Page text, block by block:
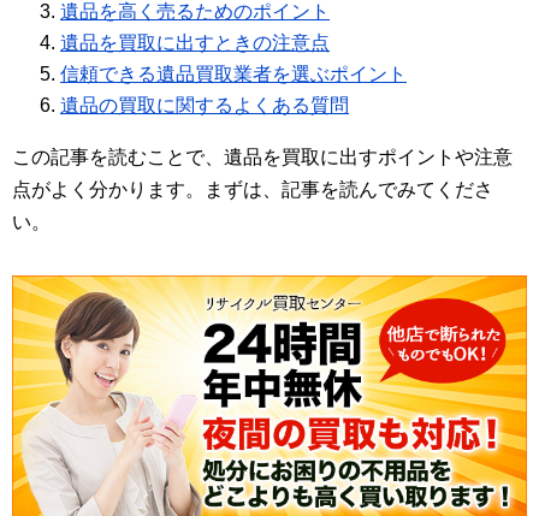
遺品を高く売るためのポイント
遺品を買取に出すときの注意点
信頼できる遺品買取業者を選ぶポイント
遺品の買取に関するよくある質問
この記事を読むことで、遺品を買取に出すポイントや注意
点がよく分かります。まずは、記事を読んでみてくださ
い。